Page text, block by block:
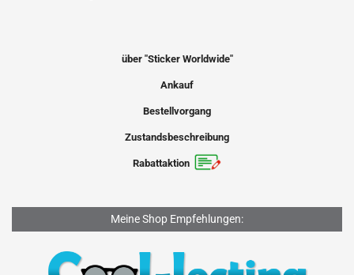
über "Sticker Worldwide"
Ankauf
Bestellvorgang
Zustandsbeschreibung
Rabattaktion
Meine Shop Empfehlungen: